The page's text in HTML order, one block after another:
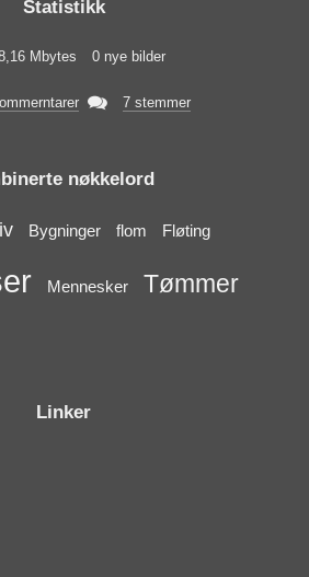
Statistikk
Mbytes 0 nye bilder
 7 stemmer
nøkkelord
Bygninger flom Fløting
Mennesker Tømmer
Linker